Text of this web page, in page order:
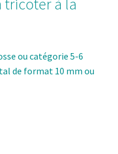
tricoter à la
ou catégorie 5-6
de format 10 mm ou